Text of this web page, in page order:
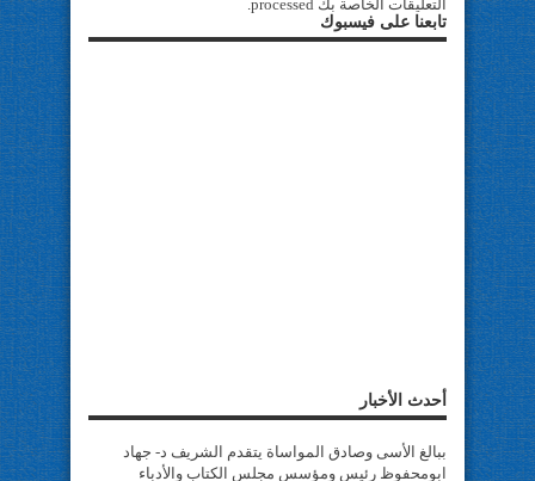
التعليقات الخاصة بك processed
تابعنا على فيسبوك
أحدث الأخبار
ببالغ الأسى وصادق المواساة يتقدم الشريف د- جهاد
ابومحفوظ رئيس ومؤسس مجلس الكتاب والأدباء